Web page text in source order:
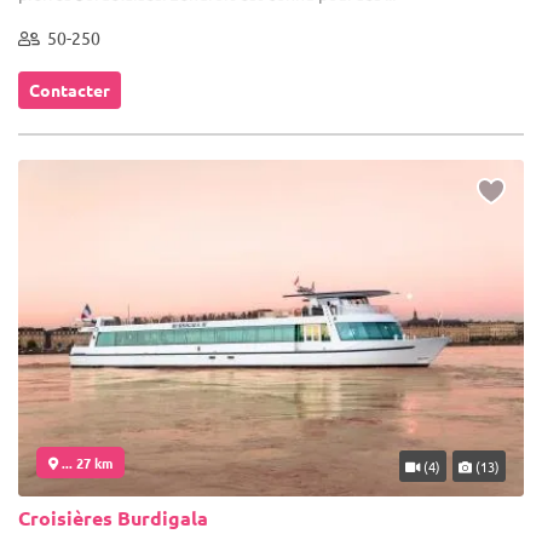
50-250
Contacter
... 27 km (4) (13)
Croisières Burdigala